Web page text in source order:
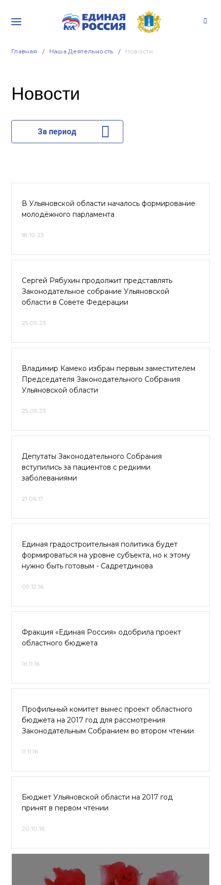
Главная Наша Деятельность Новости
Новости
За период
В Ульяновской области началось формирование
молодёжного парламента
18.10.23
Сергей Рябухин продолжит представлять
Законодательное собрание Ульяновской
области в Совете Федерации
25.09.23
Владимир Камеко избран первым заместителем
Председателя Законодательного Собрания
Ульяновской области
25.09.23
Депутаты Законодательного Собрания
вступились за пациентов с редкими
заболеваниями
21.06.17
Единая градостроительная политика будет
формироваться на уровне субъекта, но к этому
нужно быть готовым - Садретдинова
09.12.16
Фракция «Единая Россия» одобрила проект
областного бюджета
16.11.16
Профильный комитет вынес проект областного
бюджета на 2017 год для рассмотрения
Законодательным Собранием во втором чтении
11.11.16
Бюджет Ульяновской области на 2017 год
принят в первом чтении
20.10.16